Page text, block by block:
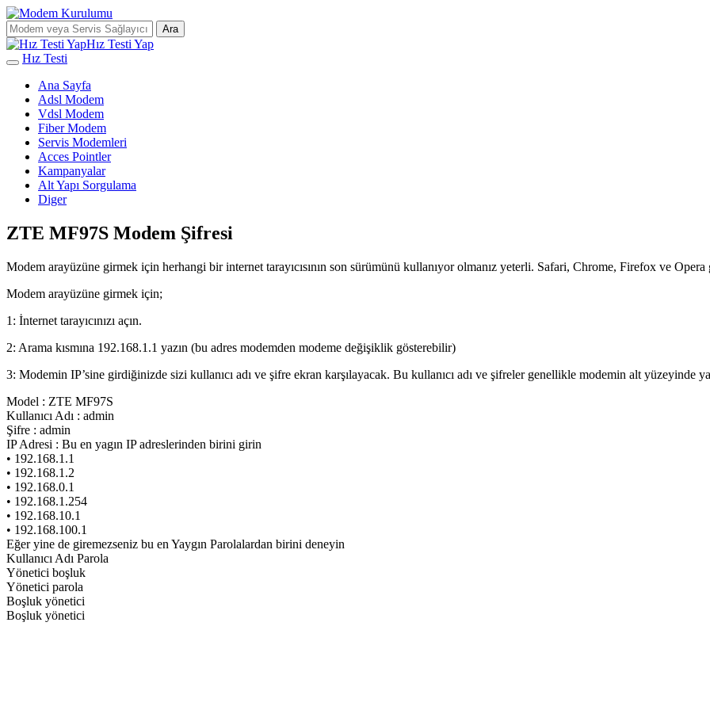
Ara
Hız Testi Yap
Hız Testi
Ana Sayfa
Adsl Modem
Vdsl Modem
Fiber Modem
Servis Modemleri
Acces Pointler
Kampanyalar
Alt Yapı Sorgulama
Diger
ZTE MF97S Modem Şifresi
Modem arayüzüne girmek için herhangi bir internet tarayıcısının son sürümünü kullanıyor olmanız yeterli. Safari, Chrome, Firefox ve
Modem arayüzüne girmek için;
1: İnternet tarayıcınızı açın.
2: Arama kısmına 192.168.1.1 yazın (bu adres modemden modeme değişiklik gösterebilir)
3: Modemin IP’sine girdiğinizde sizi kullanıcı adı ve şifre ekran karşılayacak. Bu kullanıcı adı ve şifreler genellikle modemin alt yüzeyinde
Model : ZTE MF97S
Kullanıcı Adı : admin
Şifre : admin
IP Adresi : Bu en yagın IP adreslerinden birini girin
• 192.168.1.1
• 192.168.1.2
• 192.168.0.1
• 192.168.1.254
• 192.168.10.1
• 192.168.100.1
Eğer yine de giremezseniz bu en Yaygın Parolalardan birini deneyin
Kullanıcı Adı Parola
Yönetici boşluk
Yönetici parola
Boşluk yönetici
Boşluk yönetici